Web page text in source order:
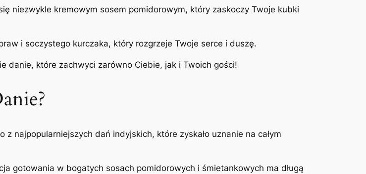
niezwykle kremowym sosem pomidorowym, który zaskoczy Twoje kubki
i soczystego kurczaka, który rozgrzeje Twoje serce i duszę.
danie, które zachwyci zarówno Ciebie, jak i Twoich gości!
najpopularniejszych dań indyjskich, które zyskało uznanie na całym
gotowania w bogatych sosach pomidorowych i śmietankowych ma długą